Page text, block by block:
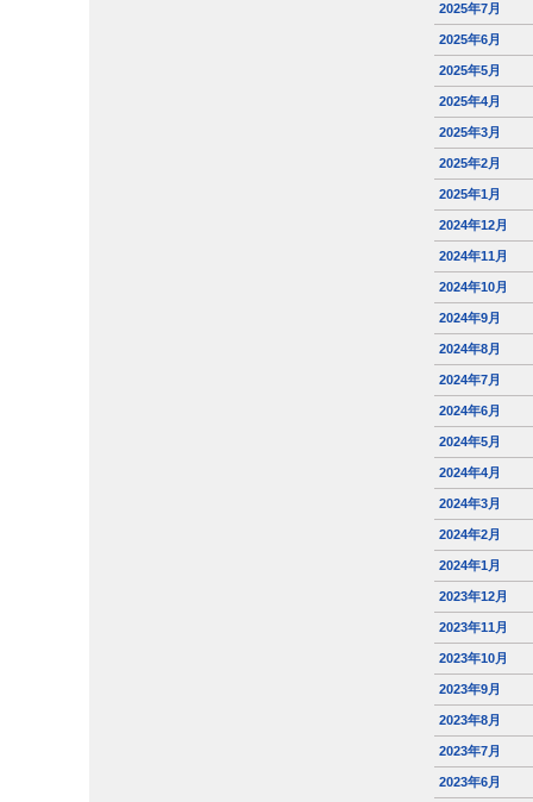
2025年7月
2025年6月
2025年5月
2025年4月
2025年3月
2025年2月
2025年1月
2024年12月
2024年11月
2024年10月
2024年9月
2024年8月
2024年7月
2024年6月
2024年5月
2024年4月
2024年3月
2024年2月
2024年1月
2023年12月
2023年11月
2023年10月
2023年9月
2023年8月
2023年7月
2023年6月